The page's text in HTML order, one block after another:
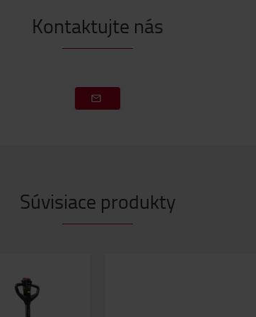
Kontaktujte nás
Súvisiace produkty